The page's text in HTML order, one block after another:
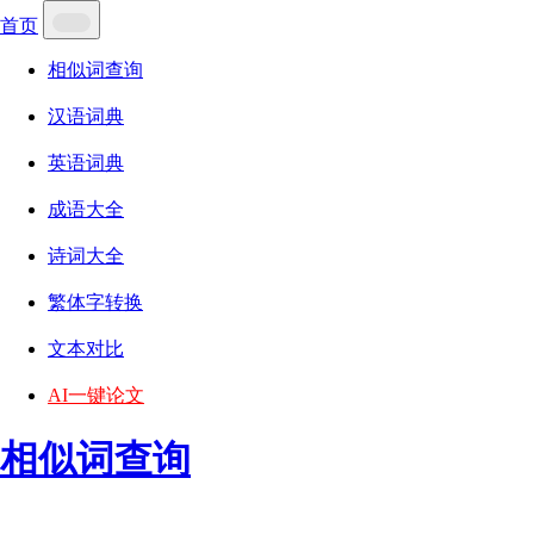
首页
相似词查询
汉语词典
英语词典
成语大全
诗词大全
繁体字转换
文本对比
AI一键论文
相似词查询